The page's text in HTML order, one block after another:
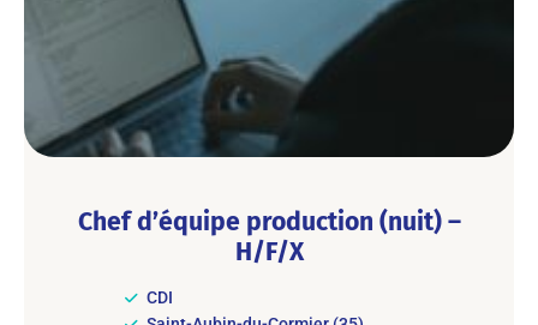
Chef d’équipe production (nuit) –
H/F/X
CDI